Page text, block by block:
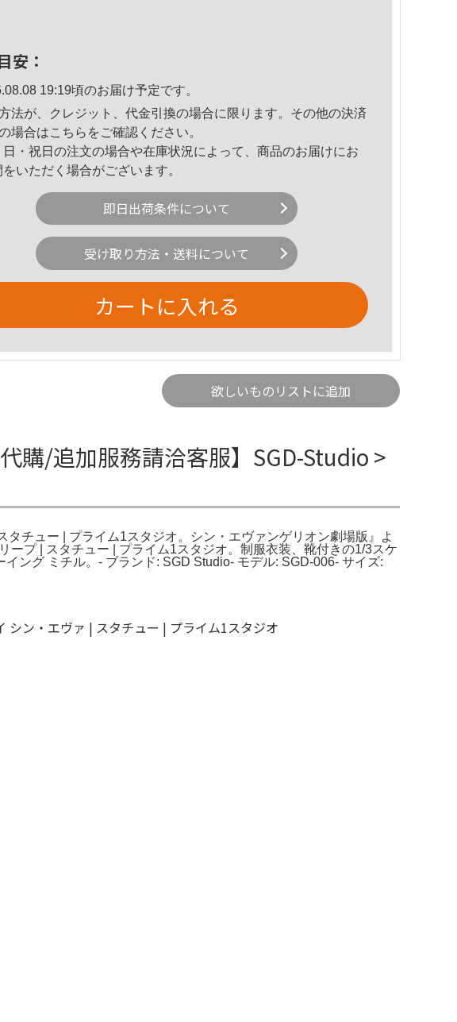
安：
19:19頃のお届け予定です。
法が、クレジット、代金引換の場合に限ります。その他の決済
場合はこちら をご確認ください。
・祝日の注文の場合や在庫状況によって、商品のお届けにお
をいただく場合がございます。
即日出荷条件について
受け取り方法・送料について
カートに入れる
欲しいものリストに追加
購/追加服務請洽客服】SGD-Studio >
チュー | プライム1スタジオ。シン・エヴァンゲリオン劇場版』よ
プ | スタチュー | プライム1スタジオ。制服衣装、靴付きの1/3スケ
ング ミチル。- ブランド: SGD Studio- モデル: SGD-006- サイズ: